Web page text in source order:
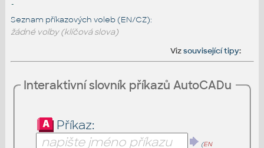
-
Seznam příkazových voleb (EN/CZ):
žádné volby (klíčová slova)
Vizsouvisející tipy:
Interaktivní slovník příkazů AutoCADu
Příkaz:
(EN